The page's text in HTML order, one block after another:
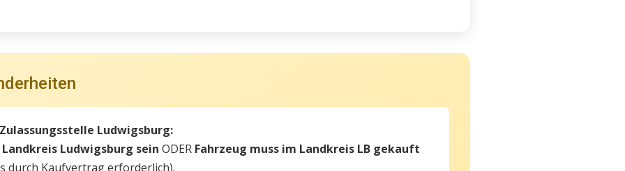
Ludwigsburg:
Ludwigsburg sein ODER Fahrzeug muss im Landkreis LB gekauft
durch Kaufvertrag erforderlich).